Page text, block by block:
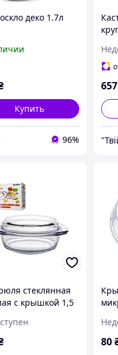
деко 1.7л
Купить
96%
657
стеклянная
с крышкой 1,5
MS-
FG
80